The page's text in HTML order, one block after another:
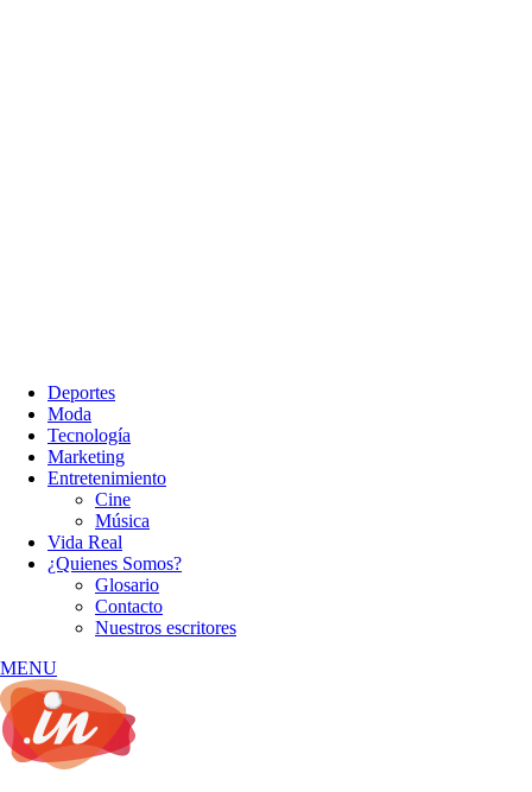
Deportes
Moda
Tecnología
Marketing
Entretenimiento
Cine
Música
Vida Real
¿Quienes Somos?
Glosario
Contacto
Nuestros escritores
MENU